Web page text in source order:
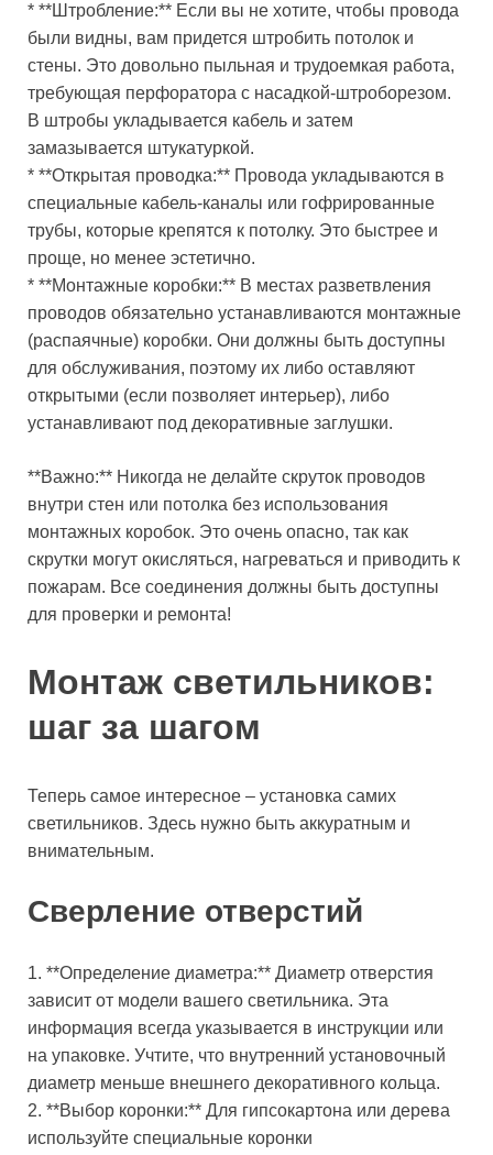
* **Штробление:** Если вы не хотите, чтобы провода
были видны, вам придется штробить потолок и
стены. Это довольно пыльная и трудоемкая работа,
требующая перфоратора с насадкой-штроборезом.
В штробы укладывается кабель и затем
замазывается штукатуркой.
* **Открытая проводка:** Провода укладываются в
специальные кабель-каналы или гофрированные
трубы, которые крепятся к потолку. Это быстрее и
проще, но менее эстетично.
* **Монтажные коробки:** В местах разветвления
проводов обязательно устанавливаются монтажные
(распаячные) коробки. Они должны быть доступны
для обслуживания, поэтому их либо оставляют
открытыми (если позволяет интерьер), либо
устанавливают под декоративные заглушки.
**Важно:** Никогда не делайте скруток проводов
внутри стен или потолка без использования
монтажных коробок. Это очень опасно, так как
скрутки могут окисляться, нагреваться и приводить к
пожарам. Все соединения должны быть доступны
для проверки и ремонта!
Монтаж светильников:
шаг за шагом
Теперь самое интересное – установка самих
светильников. Здесь нужно быть аккуратным и
внимательным.
Сверление отверстий
1. **Определение диаметра:** Диаметр отверстия
зависит от модели вашего светильника. Эта
информация всегда указывается в инструкции или
на упаковке. Учтите, что внутренний установочный
диаметр меньше внешнего декоративного кольца.
2. **Выбор коронки:** Для гипсокартона или дерева
используйте специальные коронки